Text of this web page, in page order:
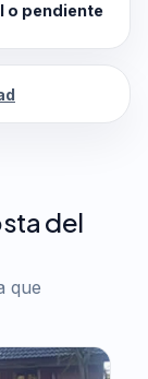
o pendiente
del
que